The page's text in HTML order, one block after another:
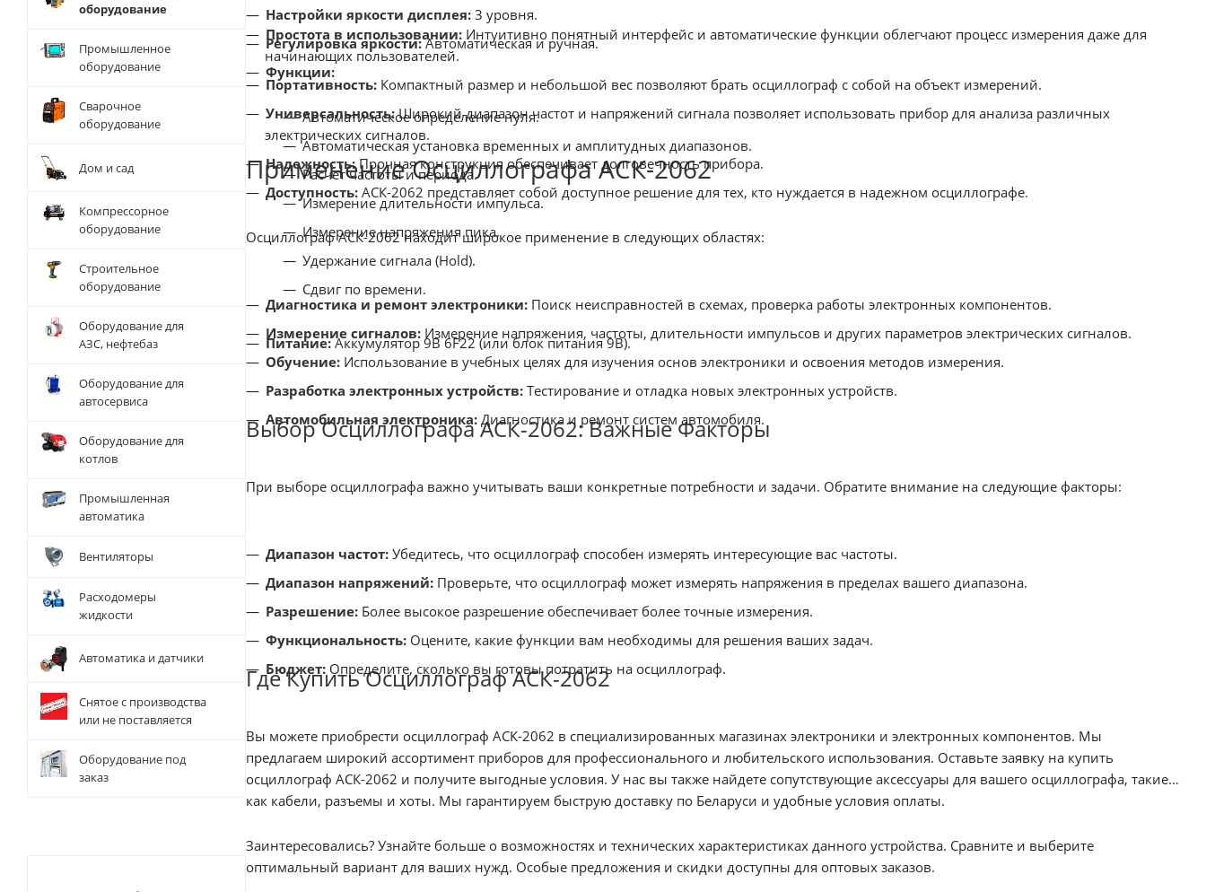
Настройки яркости дисплея: 3 уровня.
Регулировка яркости:Автоматическая и ручная.
Функции:
Автоматическое определение нуля.
Автоматическая установка временных и амплитудных диапазонов.
Расчет частоты и периода.
Измерение длительности импульса.
Измерение напряжения пика.
Удержание сигнала (Hold).
Сдвиг по времени.
Питание:Аккумулятор 9В 6F22 (или блок питания 9В).
Простота в использовании: Интуитивно понятный интерфейс и автоматические функции облегчают процесс измерения даже для
начинающих пользователей.
Портативность: Компактный размер и небольшой вес позволяют брать осциллограф с собой на объект измерений.
Универсальность:Широкий диапазон частот и напряжений сигнала позволяет использовать прибор для анализа различных
электрических сигналов.
Надежность:Прочная конструкция обеспечивает долговечность прибора.
Доступность:
АСК-2062 представляет собой доступное решение для тех, кто нуждается в надежном осциллографе.
Применение Осциллографа АСК-2062
Осциллограф АСК-2062 находит широкое применение в следующих областях:
Диагностика и ремонт электроники: Поиск неисправностей в схемах, проверка работы электронных компонентов.
Измерение сигналов: Измерение напряжения, частоты, длительности импульсов и других параметров электрических сигналов.
Обучение: Использование в учебных целях для изучения основ электроники и освоения методов измерения.
Разработка электронных устройств: Тестирование и отладка новых электронных устройств.
Автомобильная электроника: Диагностика и ремонт систем автомобиля.
Выбор Осциллографа АСК-2062: Важные Факторы
При выборе осциллографа важно учитывать ваши конкретные потребности и задачи. Обратите внимание на следующие факторы:
Диапазон частот: Убедитесь, что осциллограф способен измерять интересующие вас частоты.
Диапазон напряжений: Проверьте, что осциллограф может измерять напряжения в пределах вашего диапазона.
Разрешение: Более высокое разрешение обеспечивает более точные измерения.
Функциональность: Оцените, какие функции вам необходимы для решения ваших задач.
Бюджет: Определите, сколько вы готовы потратить на осциллограф.
Где Купить Осциллограф АСК-2062
Вы можете приобрести осциллограф АСК-2062 в специализированных магазинах электроники и электронных компонентов. Мы
предлагаем широкий ассортимент приборов для профессионального и любительского использования. Оставьте заявку на купить
осциллограф АСК-2062 и получите выгодные условия. У нас вы также найдете сопутствующие аксессуары для вашего осциллографа, такие
как кабели, разъемы и хоты. Мы гарантируем быструю доставку по Беларуси и удобные условия оплаты.
Заинтересовались? Узнайте больше о возможностях и технических характеристиках данного устройства. Сравните и выберите
оптимальный вариант для ваших нужд. Особые предложения и скидки доступны для оптовых заказов.
оборудование
Промышленное
оборудование
Сварочное
оборудование
Дом и сад
Компрессорное
оборудование
Строительное
оборудование
Оборудование для
АЗС, нефтебаз
Оборудование для
автосервиса
Оборудование для
котлов
Промышленная
автоматика
Вентиляторы
Расходомеры
жидкости
Автоматика и датчики
Снятое с производства
или не поставляется
Оборудование под
заказ